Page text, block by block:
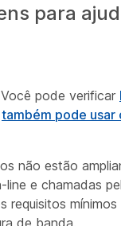
para
pode verificar
também pode usar
não estão
e chamadas
de banda.